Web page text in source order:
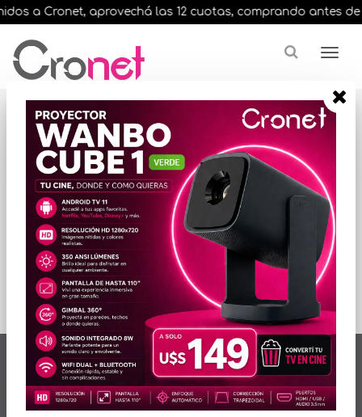
a Cronet, aprovechá las 12 cuotas, comprando antes de
Resultados para "core i3 38ghz"
ORDENAR POR PRECIO
No hay productos
que mostrar...
artículos en total
INFORMACIÓN
INICIO